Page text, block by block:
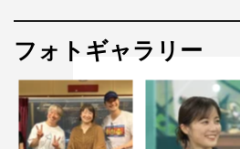
フォトギャラリー